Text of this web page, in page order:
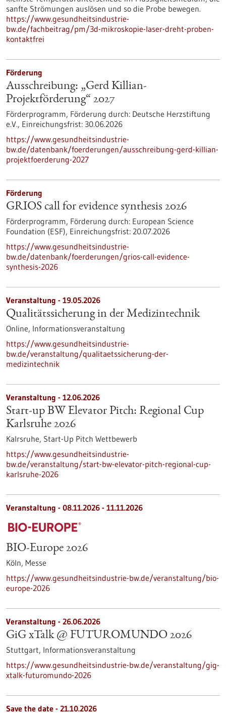
sanfte Strömungen auslösen und so die Probe bewegen.
https://www.gesundheitsindustrie-
bw.de/fachbeitrag/pm/3d-mikroskopie-laser-dreht-proben-
kontaktfrei
Förderung
Ausschreibung: „Gerd Killian-
Projektförderung“ 2027
Förderprogramm, Förderung durch: Deutsche Herzstiftung
e.V., Einreichungsfrist: 30.06.2026
https://www.gesundheitsindustrie-
bw.de/datenbank/foerderungen/ausschreibung-gerd-killian-
projektfoerderung-2027
Förderung
GRIOS call for evidence synthesis 2026
Förderprogramm, Förderung durch: European Science
Foundation (ESF), Einreichungsfrist: 20.07.2026
https://www.gesundheitsindustrie-
bw.de/datenbank/foerderungen/grios-call-evidence-
synthesis-2026
Veranstaltung - 19.05.2026
Qualitätssicherung in der Medizintechnik
Online, Informationsveranstaltung
https://www.gesundheitsindustrie-
bw.de/veranstaltung/qualitaetssicherung-der-
medizintechnik
Veranstaltung - 12.06.2026
Start-up BW Elevator Pitch: Regional Cup
Karlsruhe 2026
Kalrsruhe, Start-Up Pitch Wettbewerb
https://www.gesundheitsindustrie-
bw.de/veranstaltung/start-bw-elevator-pitch-regional-cup-
karlsruhe-2026
Veranstaltung - 08.11.2026 - 11.11.2026
BIO-Europe 2026
Köln, Messe
https://www.gesundheitsindustrie-bw.de/veranstaltung/bio-
europe-2026
Veranstaltung - 26.06.2026
GiG xTalk @ FUTUROMUNDO 2026
Stuttgart, Informationsveranstaltung
https://www.gesundheitsindustrie-bw.de/veranstaltung/gig-
xtalk-futuromundo-2026
Save the date - 21.10.2026